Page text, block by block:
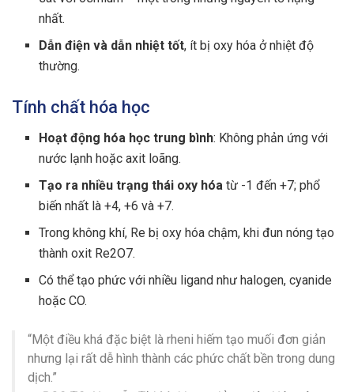
nhất.
Dẫn điện và dẫn nhiệt tốt, ít bị oxy hóa ở nhiệt độ
thường.
Tính chất hóa học
Hoạt động hóa học trung bình: Không phản ứng với
nước lạnh hoặc axit loãng.
Tạo ra nhiều trạng thái oxy hóa từ -1 đến +7; phổ
biến nhất là +4, +6 và +7.
Trong không khí, Re bị oxy hóa chậm, khi đun nóng tạo
thành oxit Re2O7.
Có thể tạo phức với nhiều ligand như halogen, cyanide
hoặc CO.
“Một điều khá đặc biệt là rheni hiếm tạo muối đơn giản
nhưng lại rất dễ hình thành các phức chất bền trong dung
dịch.”